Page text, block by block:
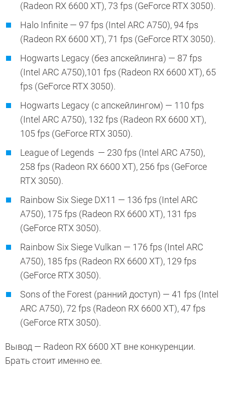
(Radeon RX 6600 XT), 73 fps (GeForce RTX 3050).
Halo Infinite — 97 fps (Intel ARC A750), 94 fps
(Radeon RX 6600 XT), 71 fps (GeForce RTX 3050).
Hogwarts Legacy (без апскейлинга) — 87 fps
(Intel ARC A750),101 fps (Radeon RX 6600 XT), 65
fps (GeForce RTX 3050).
Hogwarts Legacy (с апскейлингом) — 110 fps
(Intel ARC A750), 132 fps (Radeon RX 6600 XT),
105 fps (GeForce RTX 3050).
League of Legends — 230 fps (Intel ARC A750),
258 fps (Radeon RX 6600 XT), 256 fps (GeForce
RTX 3050).
Rainbow Six Siege DX11 — 136 fps (Intel ARC
A750), 175 fps (Radeon RX 6600 XT), 131 fps
(GeForce RTX 3050).
Rainbow Six Siege Vulkan — 176 fps (Intel ARC
A750), 185 fps (Radeon RX 6600 XT), 129 fps
(GeForce RTX 3050).
Sons of the Forest (ранний доступ) — 41 fps (Intel
ARC A750), 72 fps (Radeon RX 6600 XT), 47 fps
(GeForce RTX 3050).
Вывод — Radeon RX 6600 XT вне конкуренции.
Брать стоит именно ее.